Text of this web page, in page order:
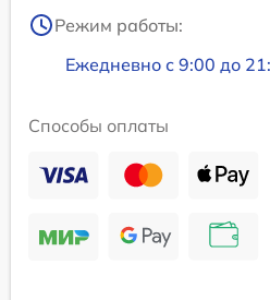
Режим работы:
Ежедневно с 9:00 до
Способы оплаты